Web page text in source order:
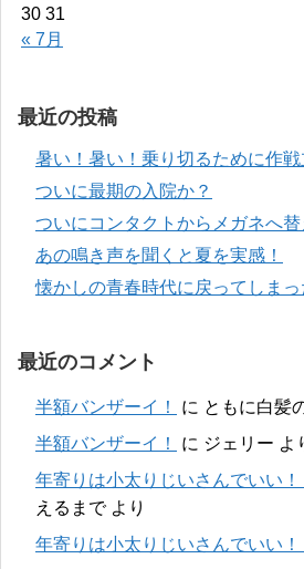
« 7月
30 31
最近の投稿
暑い！暑い！乗り切るために作戦
ついに最期の入院か？
ついにコンタクトからメガネへ替
あの鳴き声を聞くと夏を実感！
懐かしの青春時代に戻ってしまっ
最近のコメント
半額バンザーイ！ に ともに白髪
半額バンザーイ！
に ジェリー よ
年寄りは小太りじいさんでいい！
えるまでより
年寄りは小太りじいさんでいい！